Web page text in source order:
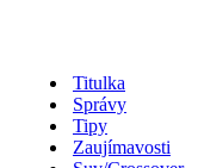
Titulka
Správy
Tipy
Zaujímavosti